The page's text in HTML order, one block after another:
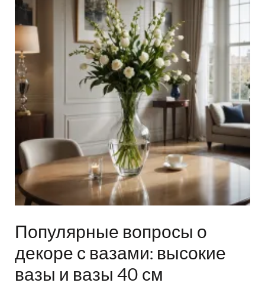
Популярные вопросы о
декоре с вазами: высокие
вазы и вазы 40 см